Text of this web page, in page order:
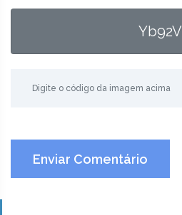
Yb92V
Enviar Comentário